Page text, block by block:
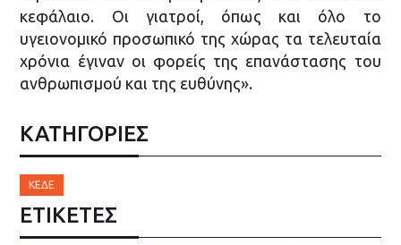
κεφάλαιο. Οι γιατροί, όπως και όλο το
υγειονομικό προσωπικό της χώρας τα τελευταία
χρόνια έγιναν οι φορείς της επανάστασης του
ανθρωπισμού και της ευθύνης».
ΚΑΤΗΓΟΡΙΕΣ
ΚΕΔΕ
ΕΤΙΚΈΤΕΣ